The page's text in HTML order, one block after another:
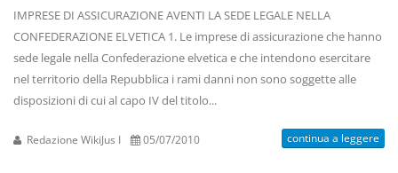
IMPRESE DI ASSICURAZIONE AVENTI LA SEDE LEGALE NELLA
CONFEDERAZIONE ELVETICA 1. Le imprese di assicurazione che hanno
sede legale nella Confederazione elvetica e che intendono esercitare
nel territorio della Repubblica i rami danni non sono soggette alle
disposizioni di cui al capo IV del titolo...
Redazione WikiJus I 05/07/2010 continua a leggere